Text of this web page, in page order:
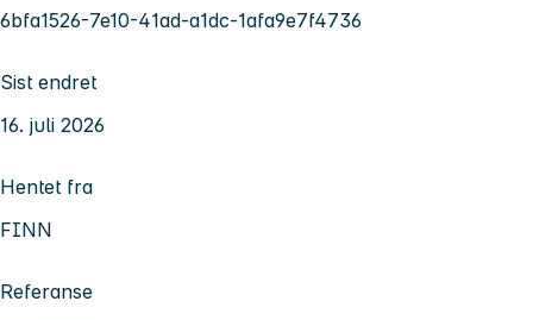
6bfa1526-7e10-41ad-a1dc-1afa9e7f4736
Sist endret
16. juli 2026
Hentet fra
FINN
Referanse